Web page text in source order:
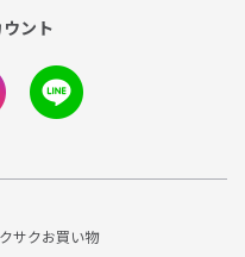
ント
サクお買い物